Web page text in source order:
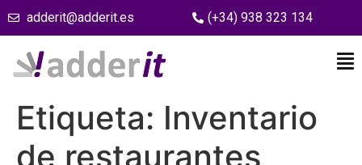
adderit@adderit.es (+34) 938 323 134
Etiqueta: Inventario
de restaurantes